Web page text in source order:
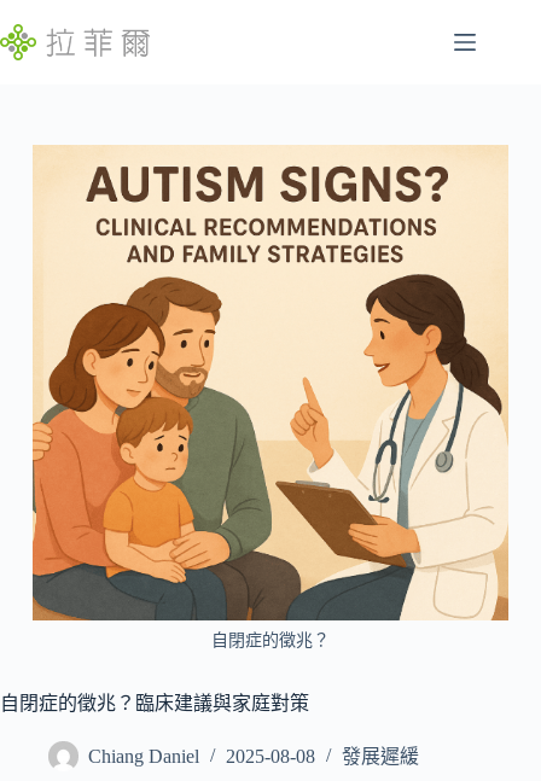
至
定
慢
睡
眠
問
題
展
遲
緩
所
搜
文
自閉症的徵兆？
自閉症的徵兆？臨床建議與家庭對策
Chiang Daniel 2025-08-08 發展遲緩